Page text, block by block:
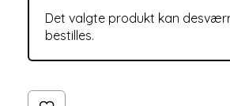
Det valgte produkt kan
bestilles.